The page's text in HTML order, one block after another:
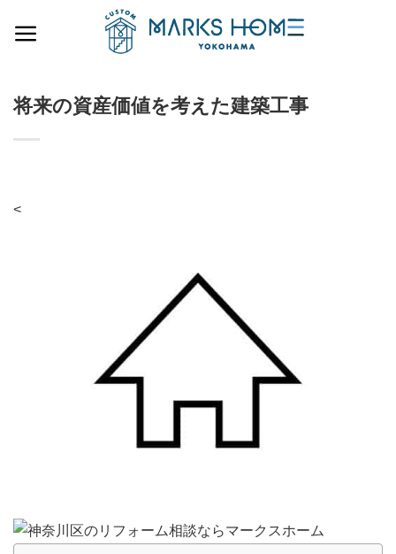
将来の資産価値を考えた建築工事
<